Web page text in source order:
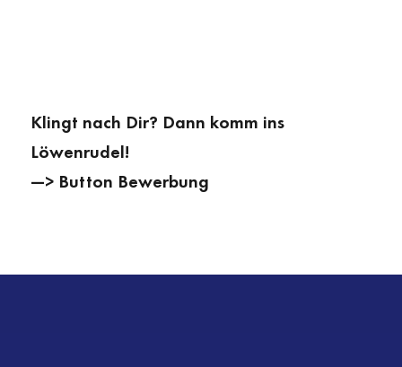
Klingt nach Dir? Dann komm ins
Löwenrudel!
—> Button Bewerbung